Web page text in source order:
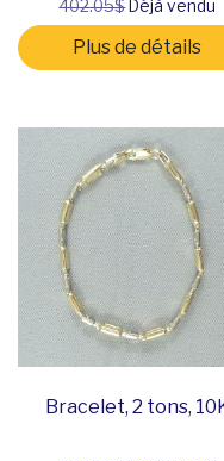
402.05$Déjà vendu
Plus de détails
Bracelet, 2 tons,